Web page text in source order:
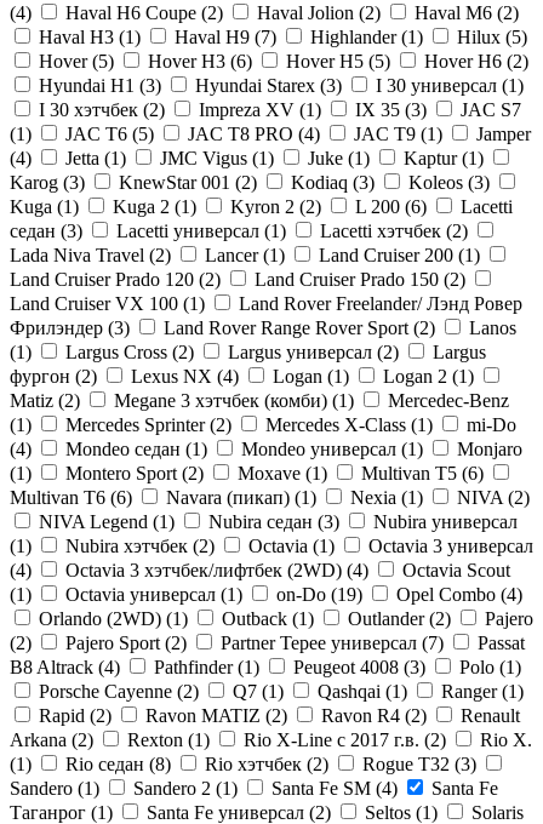
(4) Haval H6 Coupe (2) Haval Jolion (2) Haval M6 (2)
Haval Н3 (1) Haval Н9 (7) Highlander (1) Hilux (5)
Hover (5) Hover H3 (6) Hover H5 (5) Hover H6 (2)
Hyundai H1 (3) Hyundai Starex (3) I 30 универсал (1)
I 30 хэтчбек (2) Impreza XV (1) IX 35 (3)
JAC S7
(1) JAC T6 (5) JAC T8 PRO (4) JAC T9 (1)
Jamper
(4) Jetta (1) JMC Vigus (1) Juke (1) Kaptur (1)
Karog (3) KnewStar 001 (2) Kodiaq (3) Koleos (3)
Kuga (1) Kuga 2 (1) Kyron 2 (2) L 200 (6)
Lacetti
седан (3) Lacetti универсал (1) Lacetti хэтчбек (2)
Lada Niva Travel (2) Lancer (1) Land Cruiser 200 (1)
Land Cruiser Prado 120 (2) Land Cruiser Prado 150 (2)
Land Cruiser VX 100 (1)
Land Rover Freelander/ Лэнд Ровер
Фрилэндер (3) Land Rover Range Rover Sport (2)
Lanos
(1) Largus Cross (2) Largus универсал (2)
Largus
фургон (2) Lexus NX (4) Logan (1) Logan 2 (1)
Matiz (2) Megane 3 хэтчбек (комби) (1)
Mercedec-Benz
(1) Mercedes Sprinter (2) Mercedes X-Class (1)
mi-Do
(4) Mondeo седан (1) Mondeo универсал (1)
Monjaro
(1) Montero Sport (2) Moxave (1) Multivan T5 (6)
Multivan T6 (6) Navara (пикап) (1) Nexia (1) NIVA (2)
NIVA Legend (1) Nubira седан (3)
Nubira универсал
(1) Nubira хэтчбек (2) Octavia (1)
Octavia 3 универсал
(4) Octavia 3 хэтчбек/лифтбек (2WD) (4)
Octavia Scout
(1) Octavia универсал (1) on-Do (19) Opel Combo (4)
Orlando (2WD) (1) Outback (1) Outlander (2)
Pajero
(2) Pajero Sport (2) Partner Tepee универсал (7)
Passat
B8 Altrack (4) Pathfinder (1) Peugeot 4008 (3) Polo (1)
Porsche Cayenne (2) Q7 (1) Qashqai (1) Ranger (1)
Rapid (2) Ravon MATIZ (2) Ravon R4 (2)
Renault
Arkana (2) Rexton (1) Rio X-Line c 2017 г.в. (2)
Rio X.
(1) Rio седан (8) Rio хэтчбек (2) Rogue T32 (3)
Sandero (1) Sandero 2 (1) Santa Fe SM (4)
Santa Fe
Таганрог (1) Santa Fe универсал (2) Seltos (1)
Solaris